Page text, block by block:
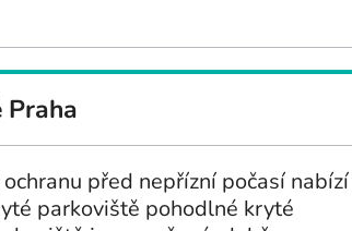
před nepřízní počasí nabízí
parkoviště pohodlné kryté